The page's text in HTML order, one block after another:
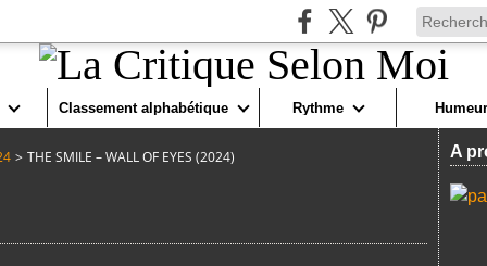
Classement alphabétique Rythme
> THE SMILE – WALL OF EYES (2024) A